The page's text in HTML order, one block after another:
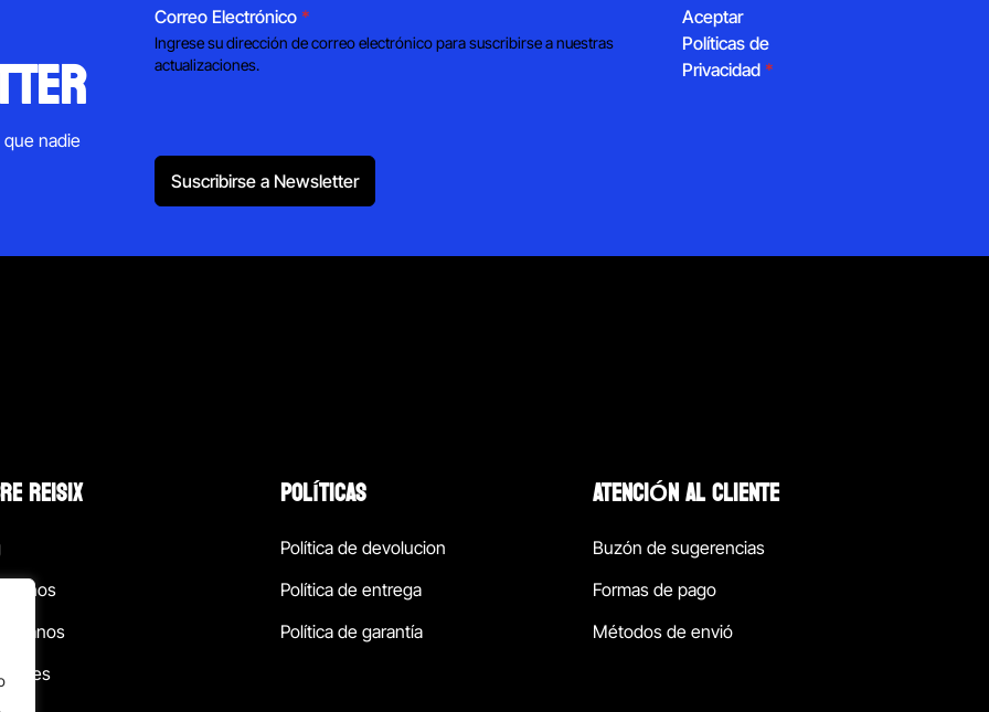
nadie
Correo Electrónico *
Ingrese su dirección de correo electrónico para suscribirse a nuestras
actualizaciones.
Aceptar
Políticas de
Privacidad *
Suscribirse a Newsletter
REISIX POLÍTICAS
Política de devolucion
Política de entrega
Política de garantía
ATENCIÓN AL CLIENTE
Buzón de sugerencias
Formas de pago
Métodos de envió